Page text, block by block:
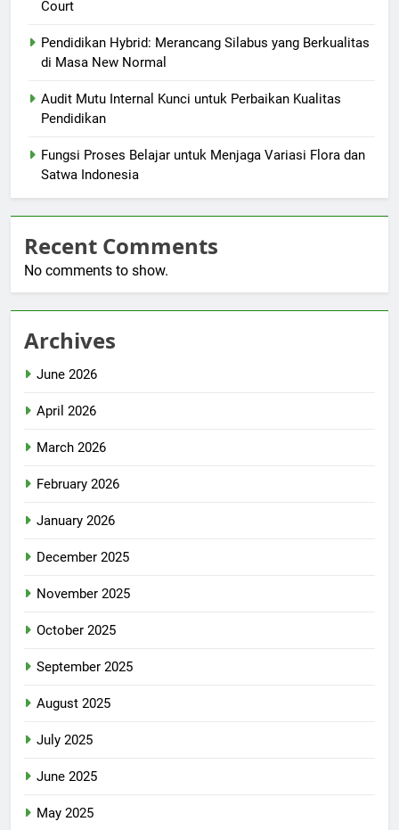
Court
Pendidikan Hybrid: Merancang Silabus yang Berkualitas
di Masa New Normal
Audit Mutu Internal Kunci untuk Perbaikan Kualitas
Pendidikan
Fungsi Proses Belajar untuk Menjaga Variasi Flora dan
Satwa Indonesia
Recent Comments
No comments to show.
Archives
June 2026
April 2026
March 2026
February 2026
January 2026
December 2025
November 2025
October 2025
September 2025
August 2025
July 2025
June 2025
May 2025